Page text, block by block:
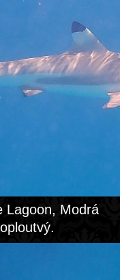
Lagoon, Modrá